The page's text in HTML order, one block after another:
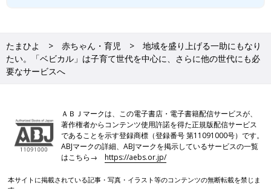
たまひよ 赤ちゃん・育児
地域を盛り上げる一助にもなり
たい。「ベビカル」は子育て世代を中心に、さらに他の世代にも必
要なサービスへ
ＡＢＪマークは、この電子書店・電子書籍配信サービスが、
著作権者からコンテンツ使用許諾を得た正規版配信サービス
であることを示す登録商標（登録番号 第11091000号）です。
ABJマークの詳細、ABJマークを掲示しているサービスの一覧
はこちら→https://aebs.or.jp/
本サイトに掲載されている記事・写真・イラスト等のコンテンツの無断転載を禁じま